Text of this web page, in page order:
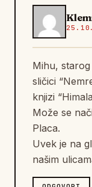
Mihu,
sličici
knjizi
Može se
Placa.
Uvek je na
našim